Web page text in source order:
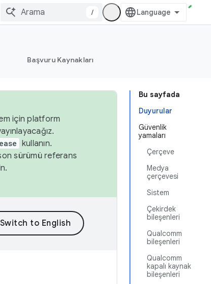
/
Başvuru Kaynakları
Bu sayfada
Duyurular
Güvenlik
yamaları
Çerçeve
Medya
çerçevesi
Sistem
Çekirdek
bileşenleri
Qualcomm
bileşenleri
Qualcomm
kapalı kaynak
bileşenleri
için platform
kullanın.
sürümü referans